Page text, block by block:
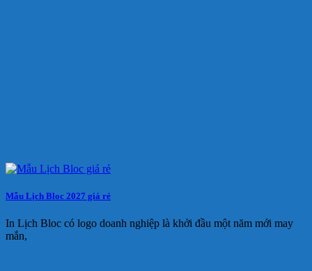
Mẫu Lịch Bloc 2027 giá rẻ
In Lịch Bloc có logo doanh nghiệp là khởi đầu một năm mới may
mắn,